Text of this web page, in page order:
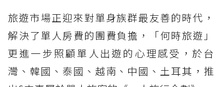
旅遊市場正迎來對單身族群最友善的時代，
解決了單人房費的團費負擔，「何時旅遊」
更進一步照顧單人出遊的心理感受，於台
灣、韓國、泰國、越南、中國、土耳其，推